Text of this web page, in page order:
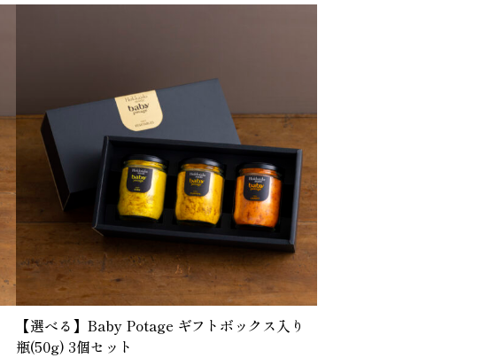
【選べる】Baby Potage ギフトボックス入り
瓶(50g) 3個セット